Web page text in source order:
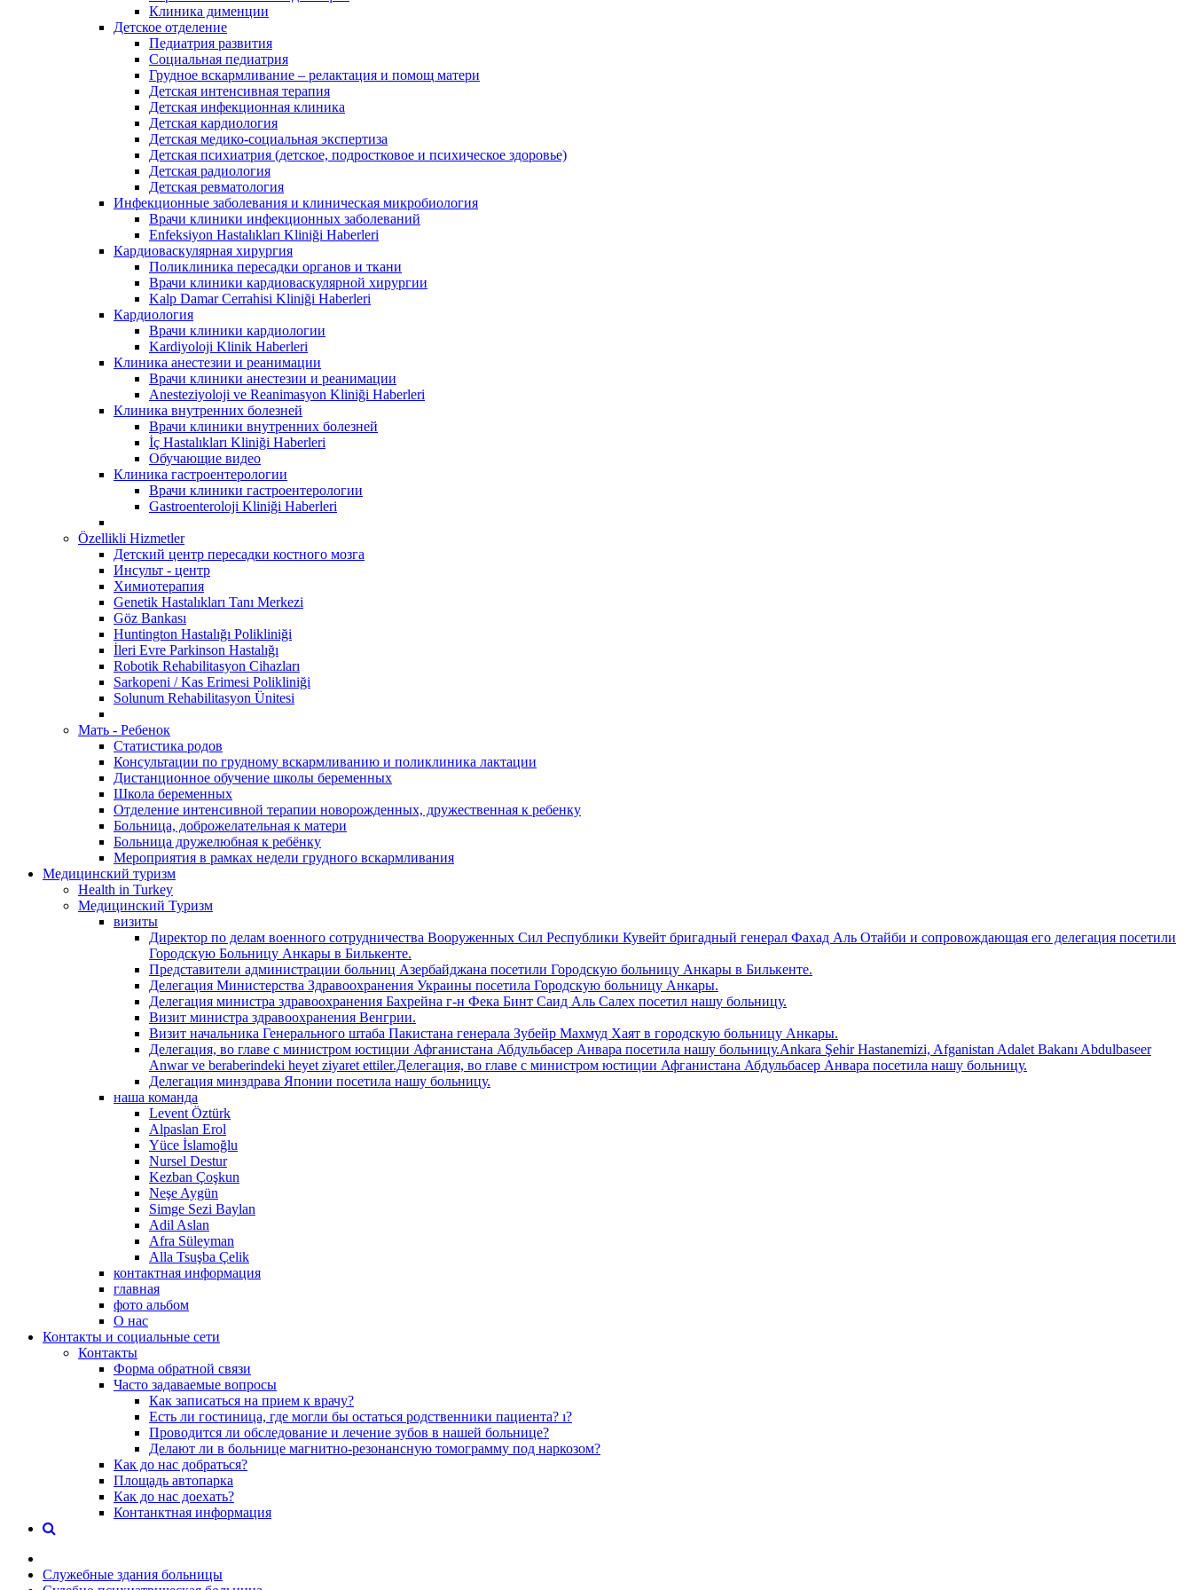
Клиника дименции
Детское отделение
Педиатрия развития
Социальная педиатрия
Грудное вскармливание – релактация и помощ матери
Детская интенсивная терапия
Детская инфекционная клиника
Детская кардиология
Детская медико-социальная экспертиза
Детская психиатрия (детское, подростковое и психическое здоровье)
Детская радиология
Детская ревматология
Инфекционные заболевания и клиническая микробиология
Врачи клиники инфекционных заболеваний
Enfeksiyon Hastalıkları Kliniği Haberleri
Кардиоваскулярная хирургия
Поликлиника пересадки органов и ткани
Врачи клиники кардиоваскулярной хирургии
Kalp Damar Cerrahisi Kliniği Haberleri
Кардиология
Врачи клиники кардиологии
Kardiyoloji Klinik Haberleri
Клиника анестезии и реанимации
Врачи клиники анестезии и реанимации
Anesteziyoloji ve Reanimasyon Kliniği Haberleri
Клиника внутренних болезней
Врачи клиники внутренних болезней
İç Hastalıkları Kliniği Haberleri
Обучающие видео
Клиника гастроентерологии
Врачи клиники гастроентерологии
Gastroenteroloji Kliniği Haberleri
Özellikli Hizmetler
Детский центр пересадки костного мозга
Инсульт - центр
Химиотерапия
Genetik Hastalıkları Tanı Merkezi
Göz Bankası
Huntington Hastalığı Polikliniği
İleri Evre Parkinson Hastalığı
Robotik Rehabilitasyon Cihazları
Sarkopeni / Kas Erimesi Polikliniği
Solunum Rehabilitasyon Ünitesi
Мать - Ребенок
Статистика родов
Консультации по грудному вскармливанию и поликлиника лактации
Дистанционное обучение школы беременных
Школа беременных
Отделение интенсивной терапии новорожденных, дружественная к ребенку
Больница, доброжелательная к матери
Больница дружелюбная к ребёнку
Мероприятия в рамках недели грудного вскармливания
Медицинский туризм
Health in Turkey
Медицинский Туризм
визиты
Директор по делам военного сотрудничества Вооруженных Сил Республики Кувейт бригадный генерал Фахад Аль Отайби и сопровождающая его делегация посетили
Городскую Больницу Анкары в Билькенте.
Представители администрации больниц Азербайджана посетили Городскую больницу Aнкары в Билькенте.
Делегация Министерства Здравоохранения Украины посетила Городскую больницу Анкары.
Делегация министра здравоохранения Бахрейна г-н Фека Бинт Саид Аль Салех посетил нашу больницу.
Визит министра здравоохранения Венгрии.
Визит начальника Генерального штаба Пакистана генерала Зубейр Махмуд Хаят в городскую больницу Анкары.
Делегация, во главе с министром юстиции Афганистана Абдульбасер Анвара посетила нашу больницу.Ankara Şehir Hastanemizi, Afganistan Adalet Bakanı Abdulbaseer
Anwar ve beraberindeki heyet ziyaret ettiler.Делегация, во главе с министром юстиции Афганистана Абдульбасер Анвара посетила нашу больницу.
Делегация минздрава Японии посетила нашу больницу.
наша команда
Levent Öztürk
Alpaslan Erol
Yüce İslamoğlu
Nursel Destur
Kezban Çoşkun
Neşe Aygün
Simge Sezi Baylan
Adil Aslan
Afra Süleyman
Alla Tsuşba Çelik
контактная информация
главная
фото альбом
О нас
Контакты и социальные сети
Контакты
Форма обратной связи
Часто задаваемые вопросы
Как записаться на прием к врачу?
Есть ли гостиница, где могли бы остаться родственники пациента? ı?
Проводится ли обследование и лечение зубов в нашей больнице?
Делают ли в больнице магнитно-резонансную томограмму под наркозом?
Как до нас добраться?
Площадь автопарка
Как до нас доехать?
Контанктная информация
Служебные здания больницы